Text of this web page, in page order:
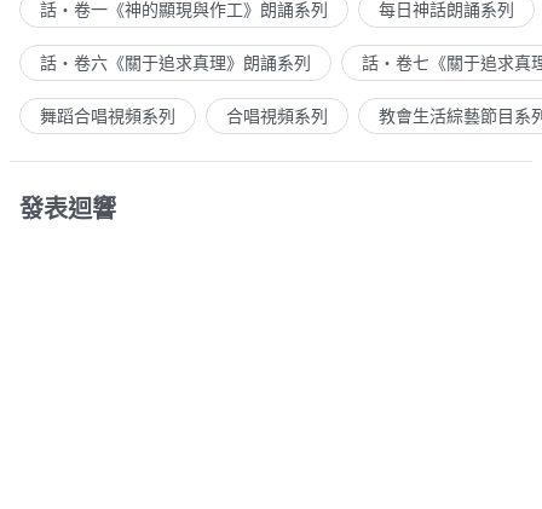
話・卷一《神的顯現與作工》朗誦系列 每日神話朗誦系列
話・卷六《關于追求真理》朗誦系列 話・卷七《關于追求真
舞蹈合唱視頻系列 合唱視頻系列 教會生活綜藝節目系
發表迴響